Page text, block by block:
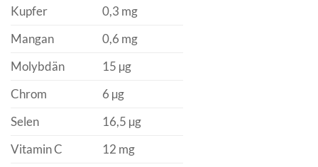
Kupfer
0,3 mg
Mangan
0,6 mg
Molybdän
15 µg
Chrom
6 µg
Selen
16,5 µg
Vitamin C
12 mg